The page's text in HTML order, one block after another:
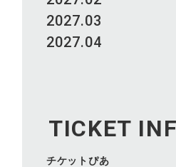
2027.03
2027.04
TICKET
チケットぴあ